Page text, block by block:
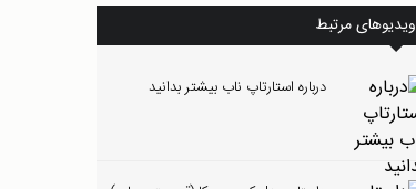
ویدیوهای مرتبط
درباره استارتاپ ناب بیشتر بدانید